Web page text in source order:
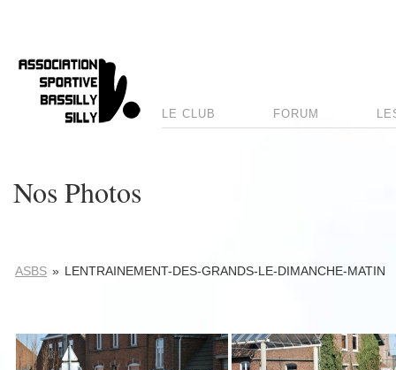
LE CLUB FORUM
Nos Photos
ASBS » LENTRAINEMENT-DES-GRANDS-LE-DIMANCHE-MATIN